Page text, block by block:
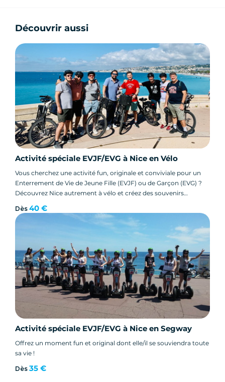
Découvrir aussi
Activité spéciale EVJF/EVG à Nice en Vélo
Vous cherchez une activité fun, originale et conviviale pour un
Enterrement de Vie de Jeune Fille (EVJF) ou de Garçon (EVG) ?
Découvrez Nice autrement à vélo et créez des souvenirs
Dès 40 €
Activité spéciale EVJF/EVG à Nice en Segway
Offrez un moment fun et original dont elle/il se souviendra toute
sa vie !
Dès 35 €